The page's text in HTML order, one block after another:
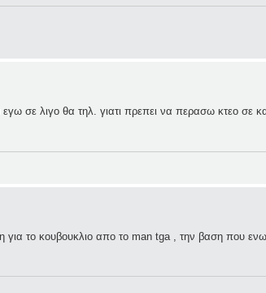
εγω σε λιγο θα τηλ. γιατι πρεπει να περασω κτεο σε
για το κουβουκλιο απο το man tga , την βαση που